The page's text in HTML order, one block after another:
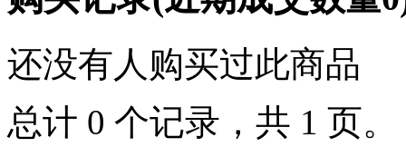
还没有人购买过此商品
总计 0 个记录，共 1 页。